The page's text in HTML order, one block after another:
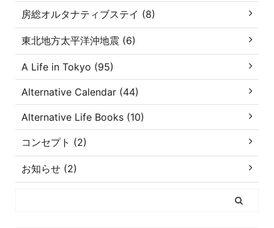
房総オルタナティブステイ (8)
東北地方太平洋沖地震 (6)
A Life in Tokyo (95)
Alternative Calendar (44)
Alternative Life Books (10)
コンセプト (2)
お知らせ (2)